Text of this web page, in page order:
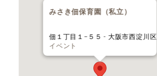
みさき佃保育園（私立）
佃１丁目１−５５ - 大阪市西淀川区
イベント